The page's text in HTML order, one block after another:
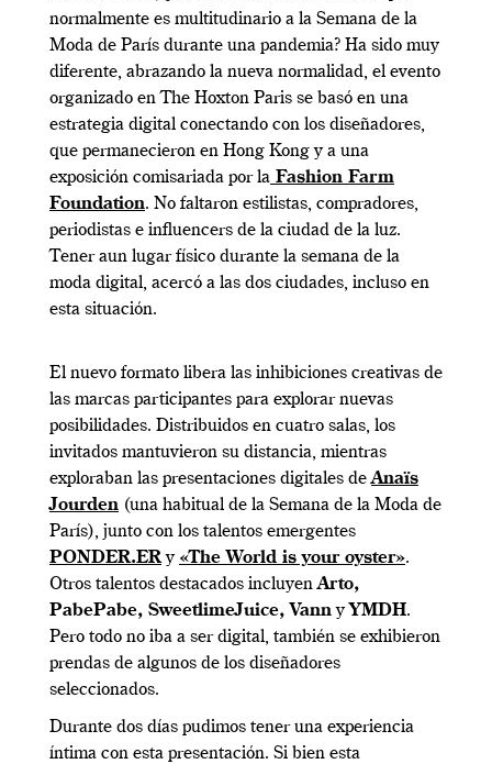
normalmente es multitudinario a la Semana de la
Moda de París durante una pandemia? Ha sido muy
diferente, abrazando la nueva normalidad, el evento
organizado en The Hoxton Paris se basó en una
estrategia digital conectando con los diseñadores,
que permanecieron en Hong Kong y a una
exposición comisariada por la Fashion Farm
Foundation. No faltaron estilistas, compradores,
periodistas e influencers de la ciudad de la luz.
Tener aun lugar físico durante la semana de la
moda digital, acercó a las dos ciudades, incluso en
esta situación.
El nuevo formato libera las inhibiciones creativas de
las marcas participantes para explorar nuevas
posibilidades. Distribuidos en cuatro salas, los
invitados mantuvieron su distancia, mientras
exploraban las presentaciones digitales deAnaïs
Jourden (una habitual de la Semana de la Moda de
París), junto con los talentos emergentes
PONDER.ERy «The World is your oyster».
Otros talentos destacados incluyenArto,
PabePabe, SweetlimeJuice, Vanny YMDH.
Pero todo no iba a ser digital, también se exhibieron
prendas de algunos de los diseñadores
seleccionados.
Durante dos días pudimos tener una experiencia
íntima con esta presentación. Si bien esta